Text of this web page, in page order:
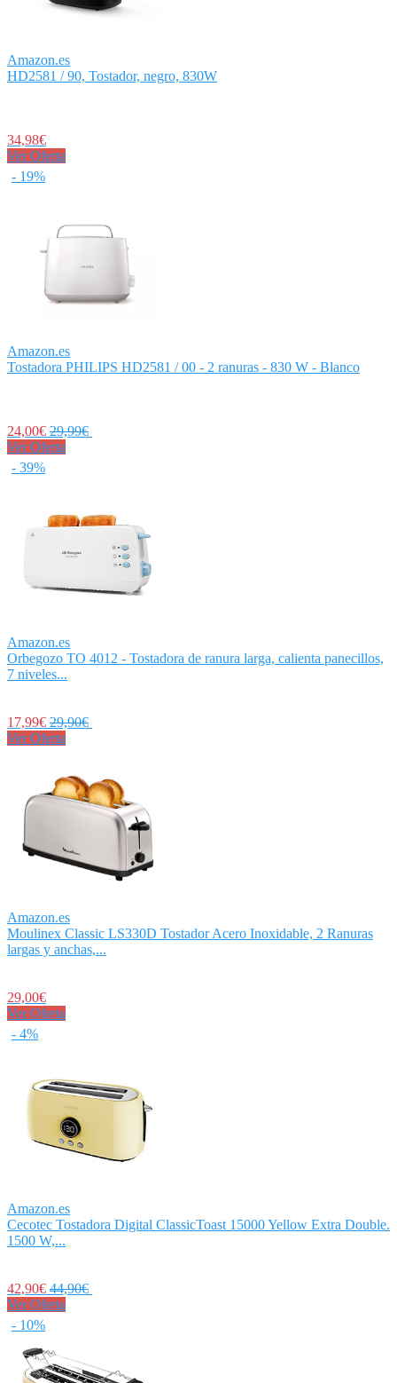
Amazon.es
HD2581 / 90, Tostador, negro, 830W
34,98€
Ver Oferta
- 19%
Amazon.es
Tostadora PHILIPS HD2581 / 00 - 2 ranuras - 830 W - Blanco
24,00€ 29,99€
Ver Oferta
- 39%
Amazon.es
Orbegozo TO 4012 - Tostadora de ranura larga, calienta panecillos,
7 niveles...
17,99€ 29,90€
Ver Oferta
Amazon.es
Moulinex Classic LS330D Tostador Acero Inoxidable, 2 Ranuras
largas y anchas,...
29,00€
Ver Oferta
- 4%
Amazon.es
Cecotec Tostadora Digital ClassicToast 15000 Yellow Extra Double.
1500 W,...
42,90€ 44,90€
Ver Oferta
- 10%